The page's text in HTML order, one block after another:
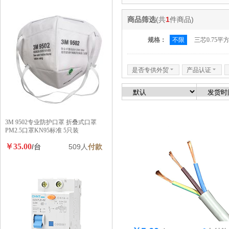
商品筛选(共1件商品)
规格： 不限 三芯0.75平方
是否专供外贸 6 产品认证 6
3M 9502专业防护口罩 折叠式口罩
PM2.5口罩KN95标准 5只装
￥35.00/台 509人付款